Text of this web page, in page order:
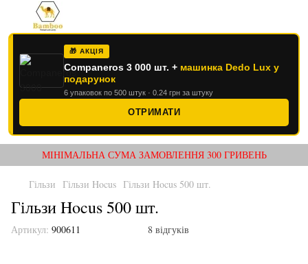
🎁 АКЦІЯ
Companeros 3 000 шт. + машинка Dedo Lux у
подарунок
6 упаковок по 500 штук · 0.24 грн за штуку
ОТРИМАТИ
МІНІМАЛЬНА СУМА ЗАМОВЛЕННЯ 300 ГРИВЕНЬ
Гільзи Гільзи Hocus Гільзи Hocus 500 шт.
Гільзи Hocus 500 шт.
Артикул: 900611 8 відгуків